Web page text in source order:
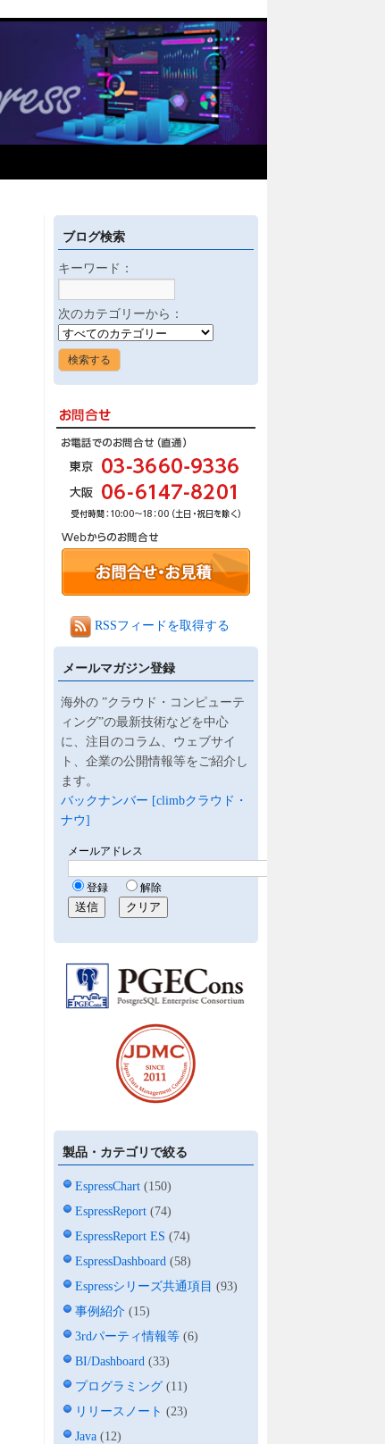
ブログ検索
キーワード：
次のカテゴリーから：
RSSフィードを取得する
メールマガジン登録
海外の ”クラウド・コンピューテ
ィング”の最新技術などを中心
に、注目のコラム、ウェブサイ
ト、企業の公開情報等をご紹介し
ます。
バックナンバー [climbクラウド・
ナウ]
製品・カテゴリで絞る
EspressChart (150)
EspressReport (74)
EspressReport ES (74)
EspressDashboard (58)
Espressシリーズ共通項目 (93)
事例紹介 (15)
3rdパーティ情報等 (6)
BI/Dashboard (33)
プログラミング (11)
リリースノート (23)
Java (12)